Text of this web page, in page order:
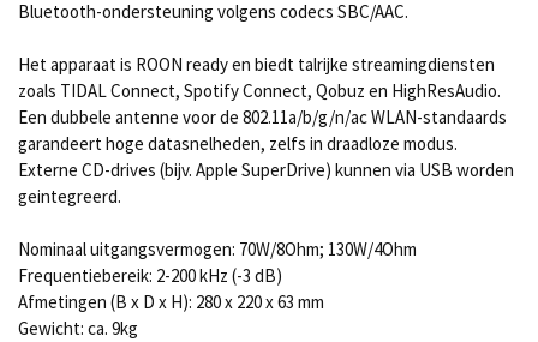
Bluetooth-ondersteuning volgens codecs SBC/AAC.
Het apparaat is ROON ready en biedt talrijke streamingdiensten
zoals TIDAL Connect, Spotify Connect, Qobuz en HighResAudio.
Een dubbele antenne voor de 802.11a/b/g/n/ac WLAN-standaards
garandeert hoge datasnelheden, zelfs in draadloze modus.
Externe CD-drives (bijv. Apple SuperDrive) kunnen via USB worden
geintegreerd.
Nominaal uitgangsvermogen: 70W/8Ohm; 130W/4Ohm
Frequentiebereik: 2-200 kHz (-3 dB)
Afmetingen (B x D x H): 280 x 220 x 63 mm
Gewicht: ca. 9kg